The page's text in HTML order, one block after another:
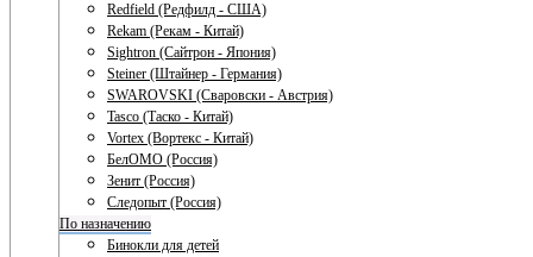
Redfield (Редфилд - США)
Rekam (Рекам - Китай)
Sightron (Сайтрон - Япония)
Steiner (Штайнер - Германия)
SWAROVSKI (Сваровски - Австрия)
Tasco (Таско - Китай)
Vortex (Вортекс - Китай)
БелОМО (Россия)
Зенит (Россия)
Следопыт (Россия)
По назначению
Бинокли для детей